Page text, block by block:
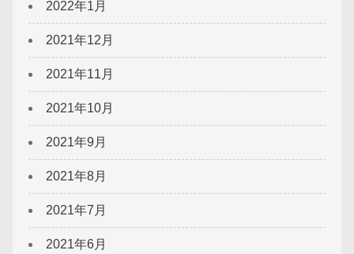
2022年1月
2021年12月
2021年11月
2021年10月
2021年9月
2021年8月
2021年7月
2021年6月